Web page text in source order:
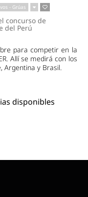
- Grúas
concurso de
del Perú
para competir en la
Allí se medirá con los
Argentina y Brasil.
disponibles